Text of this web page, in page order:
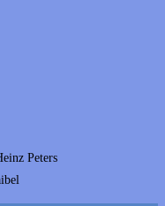
Peters